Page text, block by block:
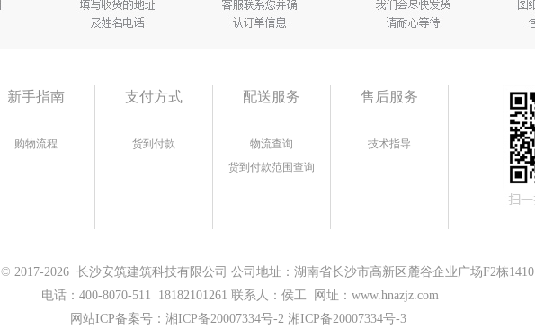
新手指南
购物流程
支付方式
货到付款
配送服务
物流查询
货到付款范围查询
售后服务
技术指导
© 2017-2026 长沙安筑建筑科技有限公司 公司地址：湖南省长沙市高新区麓谷企业广场F2栋1410
电话：400-8070-511 18182101261 联系人：侯工 网址：www.hnazjz.com
网站ICP备案号： 湘ICP备20007334号-2 湘ICP备20007334号-3